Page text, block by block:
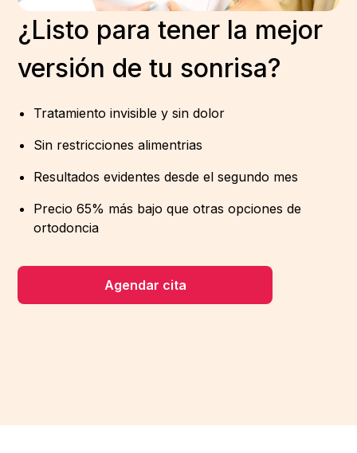
¿Listo para tener la mejor
versión de tu sonrisa?
Tratamiento invisible y sin dolor
Sin restricciones alimentrias
Resultados evidentes desde el segundo mes
Precio 65% más bajo que otras opciones de
ortodoncia
Agendar cita